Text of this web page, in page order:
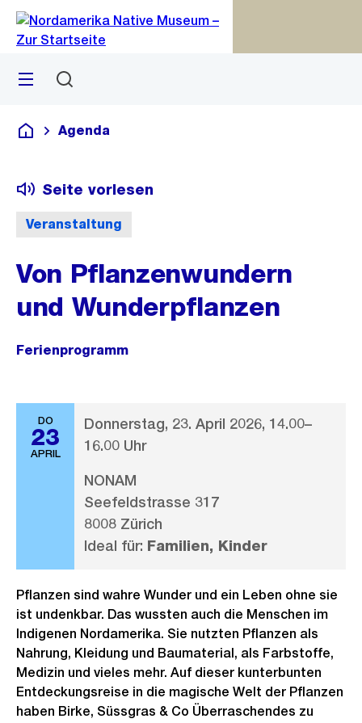
Navigation
Sprunglink
Menü
Deutsch
Agenda
Veranstaltung
Seite vorlesen
Von Pflanzenwundern
und Wunderpflanzen
Ferienprogramm
DO
23
APRIL
Donnerstag, 23. April 2026, 14.00–
16.00 Uhr
NONAM
Seefeldstrasse 317
8008 Zürich
Ideal für: Familien, Kinder
Pflanzen sind wahre Wunder und ein Leben ohne sie
ist undenkbar. Das wussten auch die Menschen im
Indigenen Nordamerika. Sie nutzten Pflanzen als
Nahrung, Kleidung und Baumaterial, als Farbstoffe,
Medizin und vieles mehr. Auf dieser kunterbunten
Entdeckungsreise in die magische Welt der Pflanzen
haben Birke, Süssgras & Co Überraschendes zu